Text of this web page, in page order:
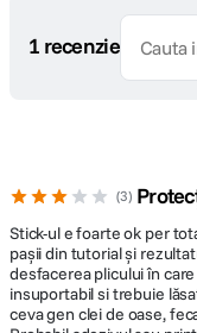
1 recenzie
3
Stick-ul e foarte ok per
pașii din tutorial și
desfacerea plicului în
insuportabil si trebuie
ceva gen clei de oase,